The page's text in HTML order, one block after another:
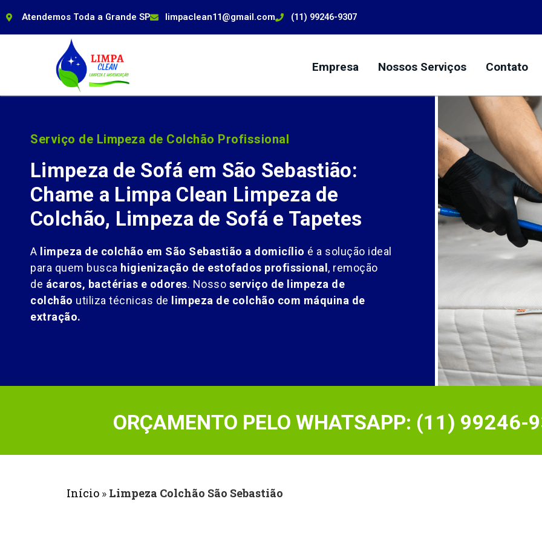
Atendemos Toda a Grande SP limpaclean11@gmail.com (11) 99246-9307
Empresa Nossos Serviços Contato
Serviço de Limpeza de Colchão Profissional
Limpeza de Sofá em São Sebastião:
Chame a Limpa Clean Limpeza de
Colchão, Limpeza de Sofá e Tapetes
A limpeza de colchão em São Sebastião a domicílio é a solução ideal
para quem busca higienização de estofados profissional, remoção
de ácaros, bactérias e odores. Nosso serviço de limpeza de
colchão utiliza técnicas de limpeza de colchão com máquina de
extração.
ORÇAMENTO PELO WHATSAPP: (11) 99246-
Início » Limpeza Colchão São Sebastião